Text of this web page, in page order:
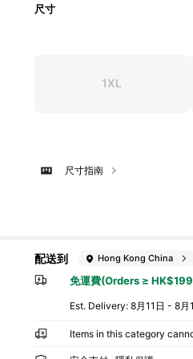
尺寸
1XL
尺寸指南
配送到 Hong Kong China
免運費(Orders ≥
​Est. Delivery:8月11日 - 8月
Items in this category